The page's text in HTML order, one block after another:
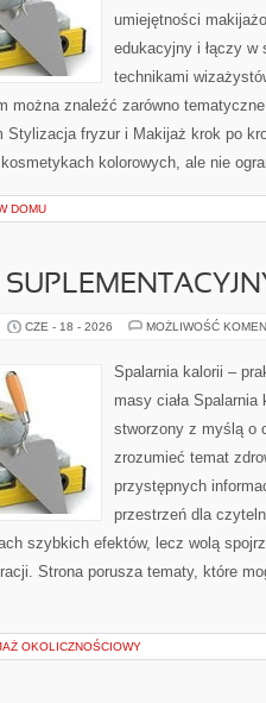
umiejętności
edukacyjny i łączy w
technikami
można znaleźć zarówno
Stylizacja fryzur i Makijaż krok po
kolorowych, ale nie
DOMU
CZE - 18 - 2026 MOŻLIWOŚĆ
Spalarnia kalorii –
masy ciała
stworzony z myślą o
zrozumieć temat
przystępnych
przestrzeń dla
szybkich efektów, lecz wolą
Strona porusza tematy, które
OKOLICZNOŚCIOWY